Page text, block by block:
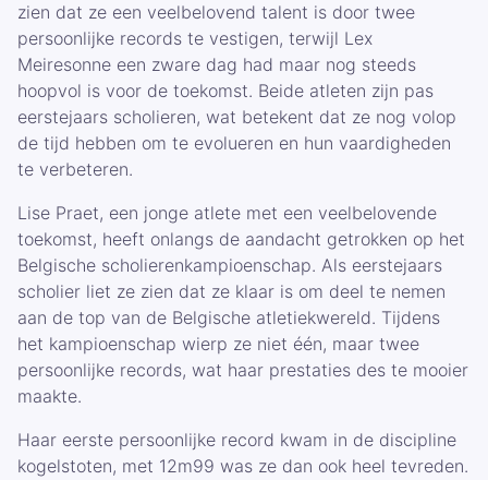
zien dat ze een veelbelovend talent is door twee
persoonlijke records te vestigen, terwijl Lex
Meiresonne een zware dag had maar nog steeds
hoopvol is voor de toekomst. Beide atleten zijn pas
eerstejaars scholieren, wat betekent dat ze nog volop
de tijd hebben om te evolueren en hun vaardigheden
te verbeteren.
Lise Praet, een jonge atlete met een veelbelovende
toekomst, heeft onlangs de aandacht getrokken op het
Belgische scholierenkampioenschap. Als eerstejaars
scholier liet ze zien dat ze klaar is om deel te nemen
aan de top van de Belgische atletiekwereld. Tijdens
het kampioenschap wierp ze niet één, maar twee
persoonlijke records, wat haar prestaties des te mooier
maakte.
Haar eerste persoonlijke record kwam in de discipline
kogelstoten, met 12m99 was ze dan ook heel tevreden.